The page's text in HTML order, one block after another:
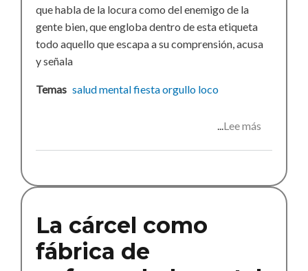
que habla de la locura como del enemigo de la
gente bien, que engloba dentro de esta etiqueta
todo aquello que escapa a su comprensión, acusa
y señala
Temas salud mentalfiestaorgullo loco
Lee más
Loco
La cárcel como
fábrica de